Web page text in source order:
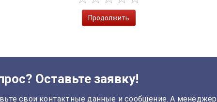
Продолжить
Оставьте заявку!
свои контактные данные и сообщение. А